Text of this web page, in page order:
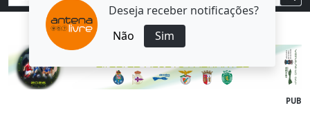
Deseja receber notificações?
Não
Sim
PUB